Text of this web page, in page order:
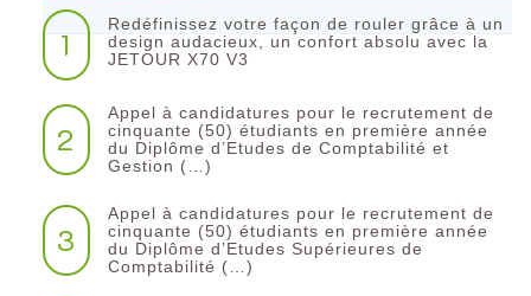
1
Redéfinissez votre façon de rouler grâce à un
design audacieux, un confort absolu avec la
JETOUR X70 V3
2
Appel à candidatures pour le recrutement de
cinquante (50) étudiants en première année
du Diplôme d’Etudes de Comptabilité et
Gestion (…)
3
Appel à candidatures pour le recrutement de
cinquante (50) étudiants en première année
du Diplôme d’Etudes Supérieures de
Comptabilité (…)